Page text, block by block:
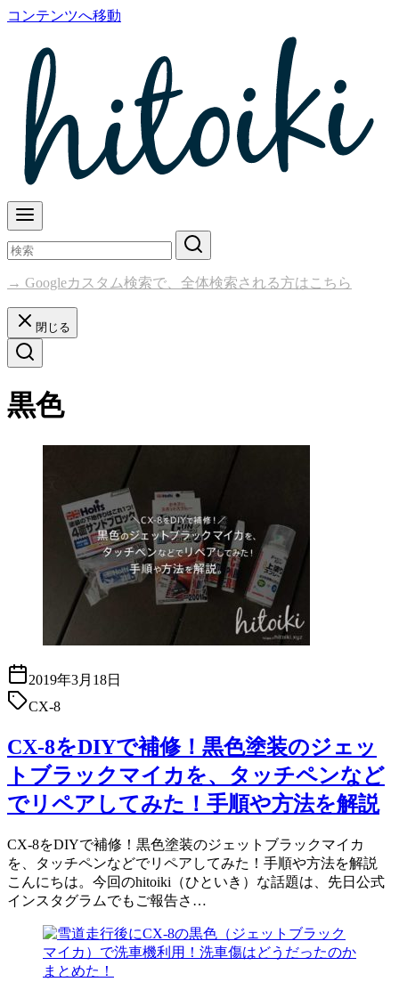
コンテンツへ移動
→ Googleカスタム検索で、全体検索される方はこちら
閉じる
黒色
2019年3月18日
CX-8
CX-8をDIYで補修！黒色塗装のジェッ
トブラックマイカを、タッチペンなど
でリペアしてみた！手順や方法を解説
CX-8をDIYで補修！黒色塗装のジェットブラックマイカ
を、タッチペンなどでリペアしてみた！手順や方法を解説
こんにちは。今回のhitoiki（ひといき）な話題は、先日公式
インスタグラムでもご報告さ…